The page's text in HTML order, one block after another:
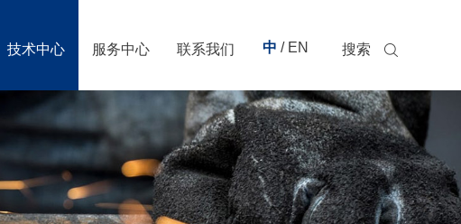
搜索
中 / EN
技术中心 服务中心 联系我们